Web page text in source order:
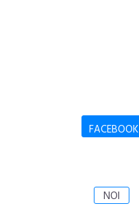
FACEBOOK
NOI